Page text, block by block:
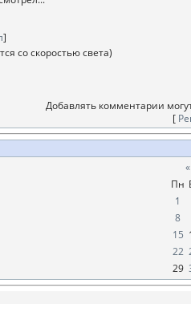
]
со скоростью света)
Добавлять комментарии
[
«
Пн
1
8
15
22
29